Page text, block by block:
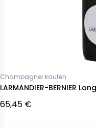
Champagner kaufen
LARMANDIER-BERNIER
65,45 €